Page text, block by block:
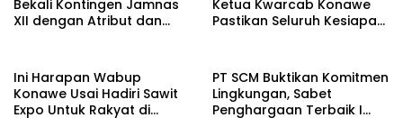
Bekali Kontingen Jamnas
XII dengan Atribut dan
Ketua Kwarcab Konawe
Pastikan Seluruh Kesiapan
Ini Harapan Wabup
Konawe Usai Hadiri Sawit
Expo Untuk Rakyat di
PT SCM Buktikan Komitmen
Lingkungan, Sabet
Penghargaan Terbaik I